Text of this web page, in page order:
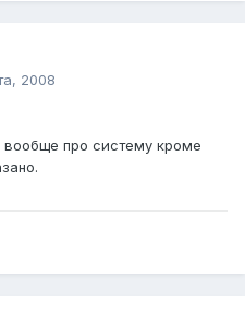
2008
про систему кроме